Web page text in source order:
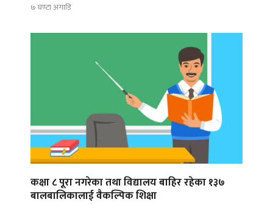
७ घण्टा अगाडि
कक्षा ८ पूरा नगरेका तथा विद्यालय बाहिर रहेका १३७
बालबालिकालाई वैकल्पिक शिक्षा